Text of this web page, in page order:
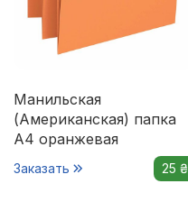
Манильская
(Американская) папка
А4 оранжевая
Заказать 25 ₴